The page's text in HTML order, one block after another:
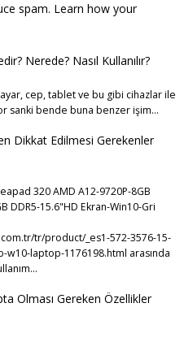
spam. Learn how your
Nerede? Nasıl Kullanılır?
cep, tablet ve bu gibi cihazlar ile
sanki bende buna benzer işim…
Dikkat Edilmesi Gerekenler
320 AMD A12-9720P-8GB
DDR5-15.6"HD Ekran-Win10-Gri
tr/product/_es1-572-3576-15-
w10-laptop-1176198.html arasında
Olması Gereken Özellikler